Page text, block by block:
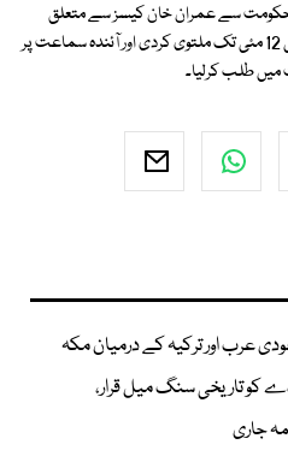
سے عمران خان کیسز سے متعلق
تفصیلی رپورٹ طلب کرتے ہوئے کارروائی 12 مئی تک ملتوی کردی اور آئندہ سماعت پر
میں طلب کرلیا۔
عرب اور ترکیہ کے درمیان مکہ
کو تاریخی سنگ میل قرار،
جاری